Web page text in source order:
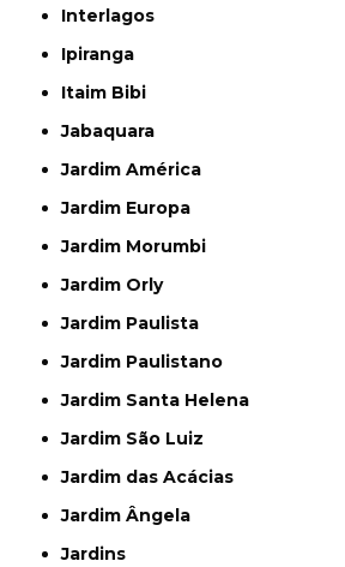
Interlagos
Ipiranga
Itaim Bibi
Jabaquara
Jardim América
Jardim Europa
Jardim Morumbi
Jardim Orly
Jardim Paulista
Jardim Paulistano
Jardim Santa Helena
Jardim São Luiz
Jardim das Acácias
Jardim Ângela
Jardins